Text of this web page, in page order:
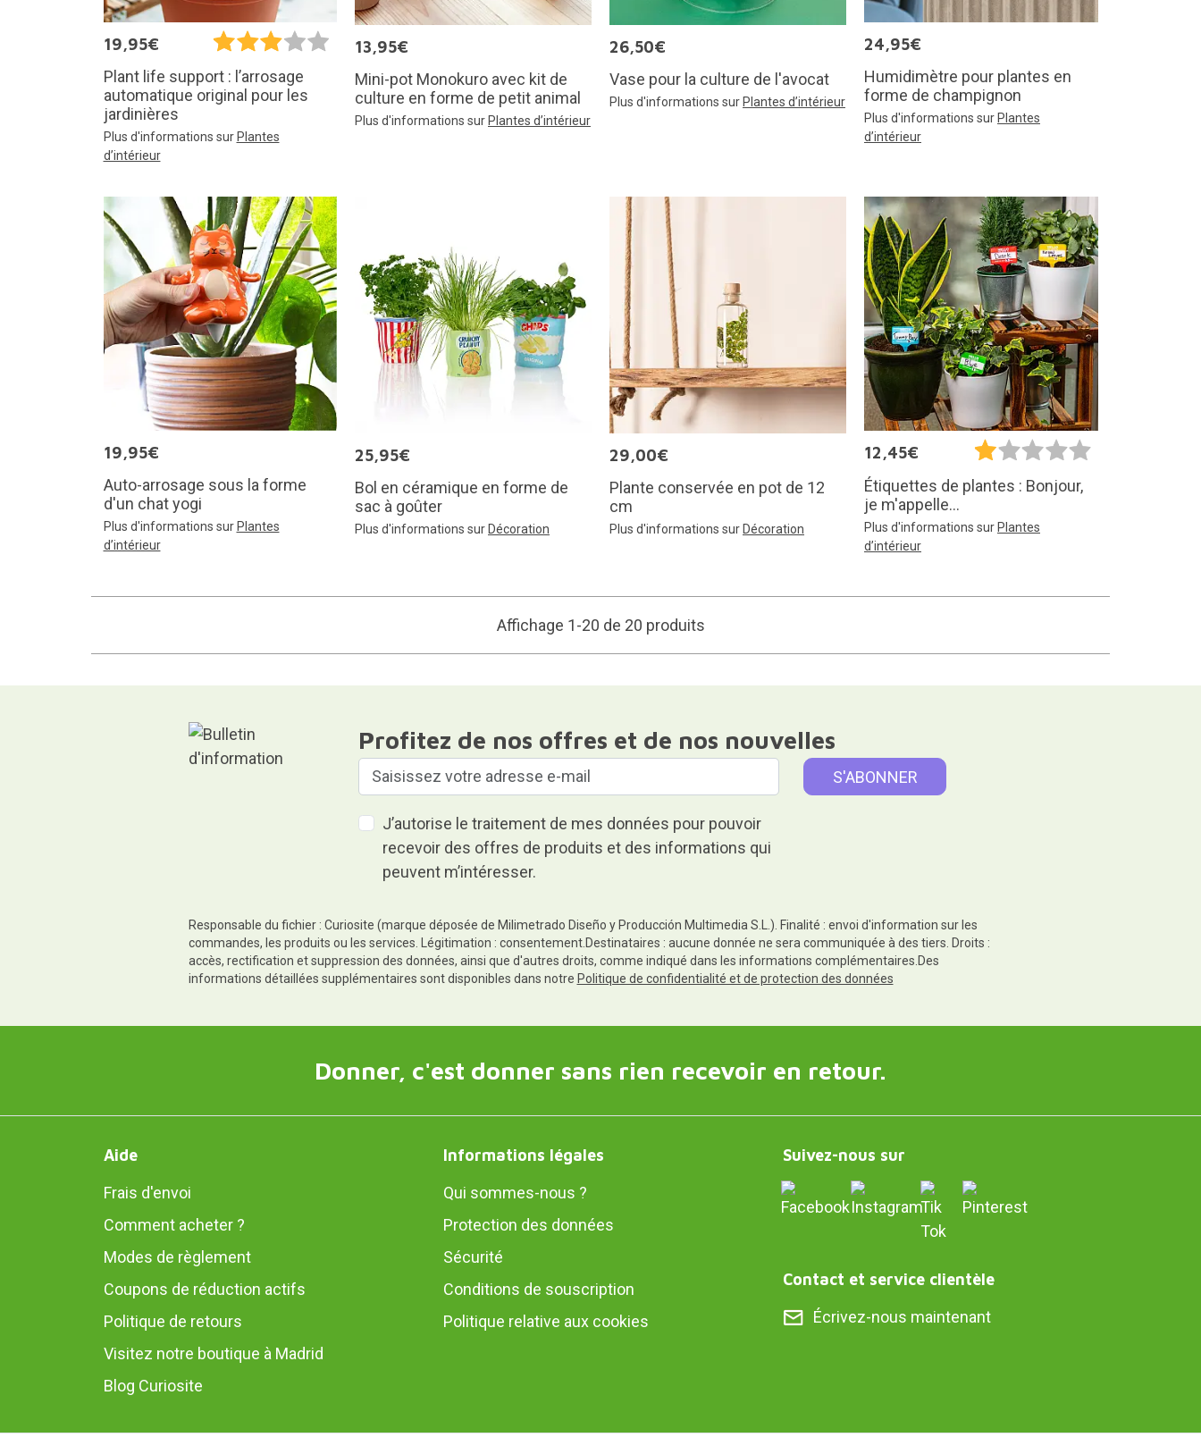
19,95€
Plant life support : l’arrosage
automatique original pour les
jardinières
Plus d'informations sur Plantes
d’intérieur
13,95€
Mini-pot Monokuro avec kit de
culture en forme de petit animal
Plus d'informations sur Plantes d’intérieur
26,50€
Vase pour la culture de l'avocat
Plus d'informations sur Plantes d’intérieur
24,95€
Humidimètre pour plantes en
forme de champignon
Plus d'informations sur Plantes
d’intérieur
19,95€
Auto-arrosage sous la forme
d'un chat yogi
Plus d'informations sur Plantes
d’intérieur
25,95€
Bol en céramique en forme de
sac à goûter
Plus d'informations sur Décoration
29,00€
Plante conservée en pot de 12
cm
Plus d'informations sur Décoration
12,45€
Étiquettes de plantes : Bonjour,
je m'appelle...
Plus d'informations sur Plantes
d’intérieur
Affichage 1-20 de 20 produits
Profitez de nos offres et de nos nouvelles
J’autorise le traitement de mes données pour pouvoir
recevoir des offres de produits et des informations qui
peuvent m’intéresser.
Responsable du fichier : Curiosite (marque déposée de Milimetrado Diseño y Producción Multimedia S.L.). Finalité : envoi d'information sur les
commandes, les produits ou les services. Légitimation : consentement.Destinataires : aucune donnée ne sera communiquée à des tiers. Droits :
accès, rectification et suppression des données, ainsi que d'autres droits, comme indiqué dans les informations complémentaires.Des
informations détaillées supplémentaires sont disponibles dans notre Politique de confidentialité et de protection des données
Donner, c'est donner sans rien recevoir en retour.
Aide
Frais d'envoi
Comment acheter ?
Modes de règlement
Coupons de réduction actifs
Politique de retours
Visitez notre boutique à Madrid
Blog Curiosite
Informations légales
Qui sommes-nous ?
Protection des données
Sécurité
Conditions de souscription
Politique relative aux cookies
Suivez-nous sur
Contact et service clientèle
Écrivez-nous maintenant